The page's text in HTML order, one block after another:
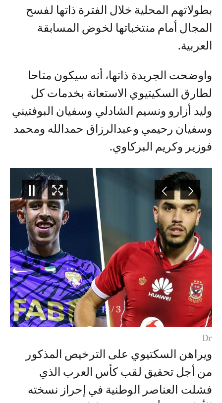
بطولاتهم المحلية خلال الفترة ذاتها لفسح
المجال أمام منتخباتها لخوض المسابقة
العربية.
واوضحت الجريدة ذاتها، أنه سيكون متاحا
لطارق السكيتيوي الاستعانة بخدمات كل
وليد أزارو ونسيم الشادلي وسفيان البوفتيني
وسفيان رحيمي وعبدالرزاق حمدالله ومحمد
فوزير وكريم البركاوي.
4
/
14
ويراهن السكتيوي على الترخيص المذكور
من أجل تحقيق لقب كأس العرب الذي
فشلت العناصر الوطنية في إحراز نسخته
الأولى، بعد أن خسرت مباراة دور ربع